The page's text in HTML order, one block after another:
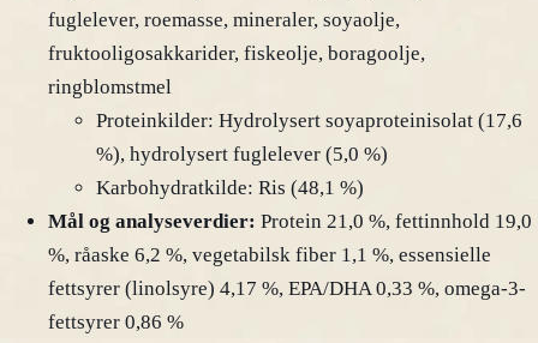
fuglelever, roemasse, mineraler, soyaolje,
fruktooligosakkarider, fiskeolje, boragoolje,
ringblomstmel
Proteinkilder: Hydrolysert soyaproteinisolat (17,6
%), hydrolysert fuglelever (5,0 %)
Karbohydratkilde: Ris (48,1 %)
Mål og analyseverdier: Protein 21,0 %, fettinnhold 19,0
%, råaske 6,2 %, vegetabilsk fiber 1,1 %, essensielle
fettsyrer (linolsyre) 4,17 %, EPA/DHA 0,33 %, omega-3-
fettsyrer 0,86 %